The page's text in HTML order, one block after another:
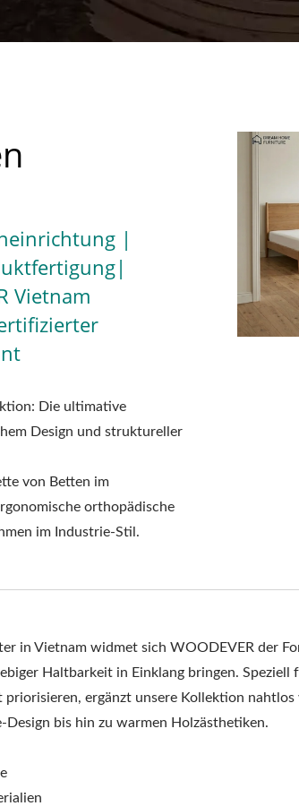
|
Vietnam
Die ultimative
Design und struktureller
von Betten im
orthopädische
im Industrie-Stil.
in Vietnam widmet sich WOODEVER der
Haltbarkeit in Einklang bringen.
ergänzt unsere Kollektion
bis hin zu warmen Holzästhetiken.